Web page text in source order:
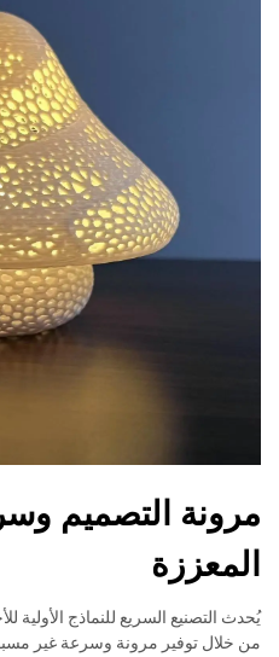
مرونة التصميم
المعززة
يُحدث التصنيع السريع للنماذج الأولية
من خلال توفير مرونة وسرعة غير